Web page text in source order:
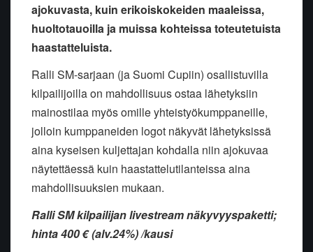
ajokuvasta, kuin erikoiskokeiden maaleissa,
huoltotauoilla ja muissa kohteissa toteutetuista
haastatteluista.
Ralli SM-sarjaan (ja Suomi Cupiin) osallistuvilla
kilpailijoilla on mahdollisuus ostaa lähetyksiin
mainostilaa myös omille yhteistyökumppaneille,
jolloin kumppaneiden logot näkyvät lähetyksissä
aina kyseisen kuljettajan kohdalla niin ajokuvaa
näytettäessä kuin haastattelutilanteissa aina
mahdollisuuksien mukaan.
Ralli SM kilpailijan livestream näkyvyyspaketti;
hinta 400 € (alv.24%) /kausi